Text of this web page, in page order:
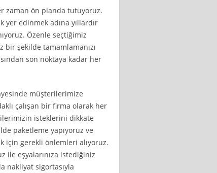
zaman ön planda tutuyoruz.
edinmek adına yıllardır
Özenle seçtiğimiz
şekilde tamamlamanızı
son noktaya kadar her
müşterilerimize
çalışan bir firma olarak her
isteklerini dikkate
paketleme yapıyoruz ve
için gerekli önlemleri alıyoruz.
ile eşyalarınıza istediğiniz
nakliyat sigortasıyla